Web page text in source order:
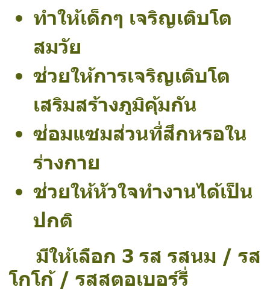
ทำให้เด็กๆ เจริญเติบโต
สมวัย
ช่วยให้การเจริญเติบโต
เสริมสร้างภูมิคุ้มกัน
ซ่อมแซมส่วนที่สึกหรอใน
ร่างกาย
ช่วยให้หัวใจทำงานได้เป็น
ปกติ
มีให้เลือก 3 รส รสนม / รส
โกโก้ / รสสตอเบอร์รี่